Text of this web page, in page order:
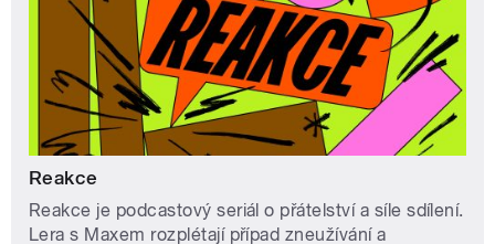
Reakce
Reakce je podcastový seriál o přátelství a síle sdílení.
Lera s Maxem rozplétají případ zneužívání a